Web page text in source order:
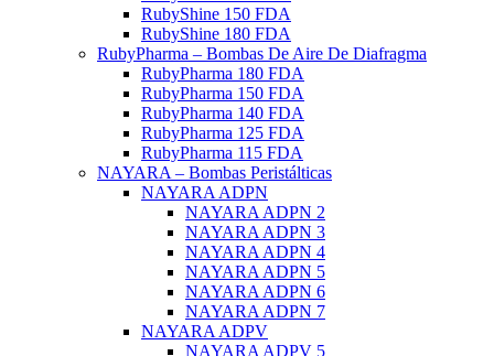
RubyShine 150 FDA
RubyShine 180 FDA
RubyPharma – Bombas De Aire De Diafragma
RubyPharma 180 FDA
RubyPharma 150 FDA
RubyPharma 140 FDA
RubyPharma 125 FDA
RubyPharma 115 FDA
NAYARA – Bombas Peristálticas
NAYARA ADPN
NAYARA ADPN 2
NAYARA ADPN 3
NAYARA ADPN 4
NAYARA ADPN 5
NAYARA ADPN 6
NAYARA ADPN 7
NAYARA ADPV
NAYARA ADPV 5